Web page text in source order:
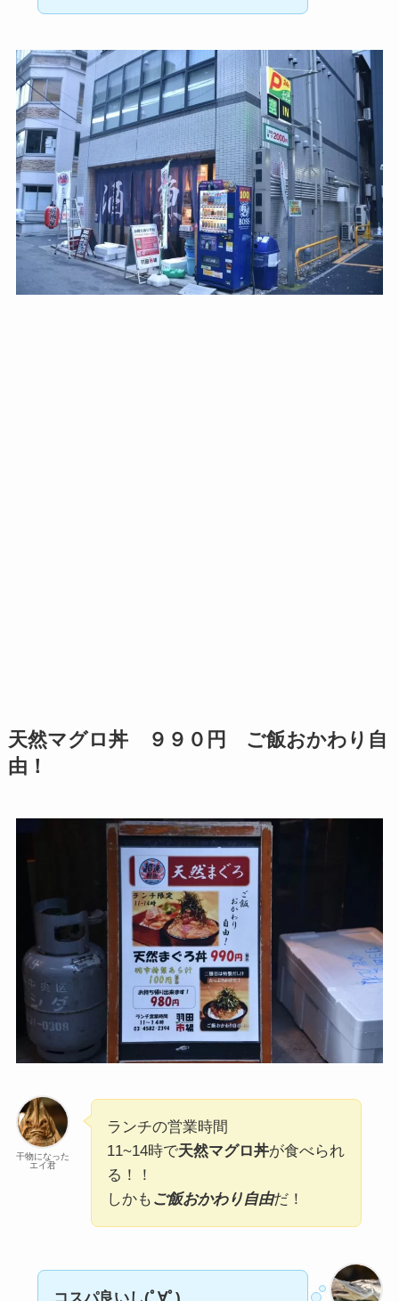
天然マグロ丼 ９９０円 ご飯おかわり自
由！
干物になった
エイ君
ランチの営業時間
11~14時で天然マグロ丼が食べられ
る！！
しかも ご飯おかわり自由だ！